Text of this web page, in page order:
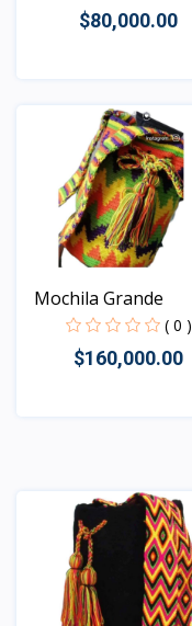
$80,000.00
Mochila Grande
( 0 )
$160,000.00